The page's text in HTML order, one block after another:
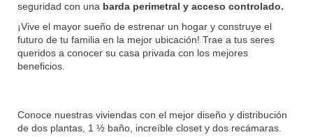
seguridad con una barda perimetral y acceso controlado.
¡Vive el mayor sueño de estrenar un hogar y construye el
futuro de tu familia en la mejor ubicación! Trae a tus seres
queridos a conocer su casa privada con los mejores
beneficios.
Conoce nuestras viviendas con el mejor diseño y distribución
de dos plantas, 1 ½ baño, increíble closet y dos recámaras.